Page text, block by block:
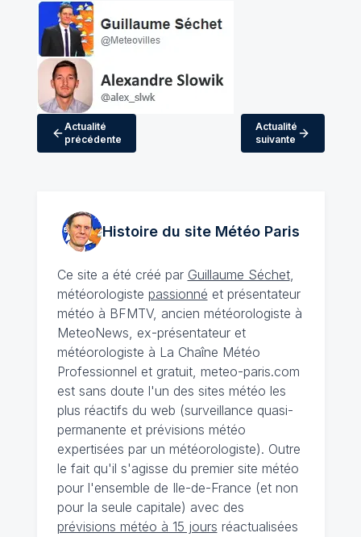
Actualité
précédente
Actualité
suivante
Histoire du site MétéoParis
Ce site a été créé par Guillaume Séchet,
météorologiste passionné et présentateur
météo à BFMTV, ancien météorologiste à
MeteoNews, ex-présentateur et
météorologiste à La Chaîne Météo
Professionnel et gratuit, meteo-paris.com
est sans doute l'un des sites météo les
plus réactifs du web (surveillance quasi-
permanente et prévisions météo
expertisées par un météorologiste). Outre
le fait qu'il s'agisse du premier site météo
pour l'ensemble de Ile-de-France (et non
pour la seule capitale) avec des
prévisions météo à 15 jours réactualisées